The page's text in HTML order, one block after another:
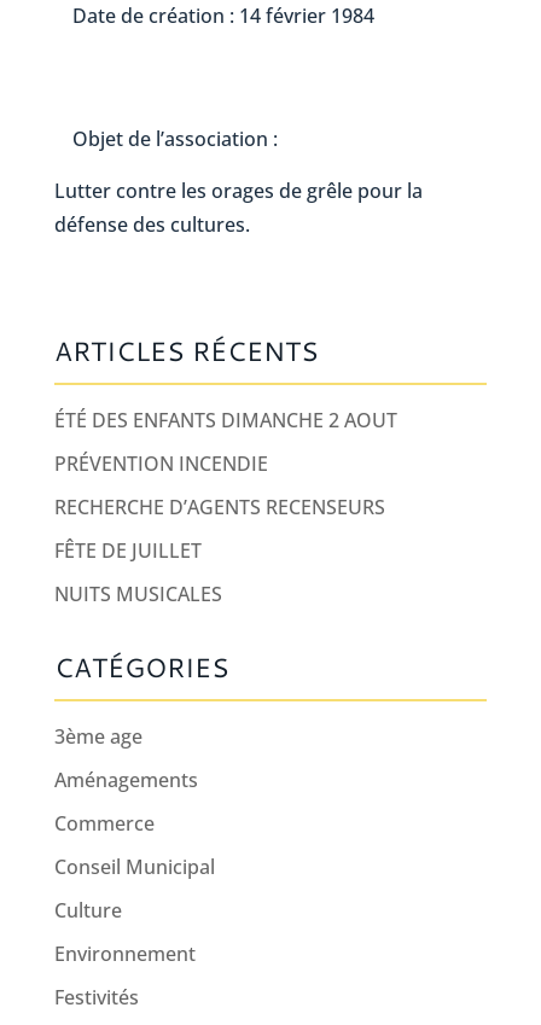
Date de création : 14 février 1984
Objet de l’association :
Lutter contre les orages de grêle pour la
défense des cultures.
ARTICLES RÉCENTS
ÉTÉ DES ENFANTS DIMANCHE 2 AOUT
PRÉVENTION INCENDIE
RECHERCHE D’AGENTS RECENSEURS
FÊTE DE JUILLET
NUITS MUSICALES
CATÉGORIES
3ème age
Aménagements
Commerce
Conseil Municipal
Culture
Environnement
Festivités